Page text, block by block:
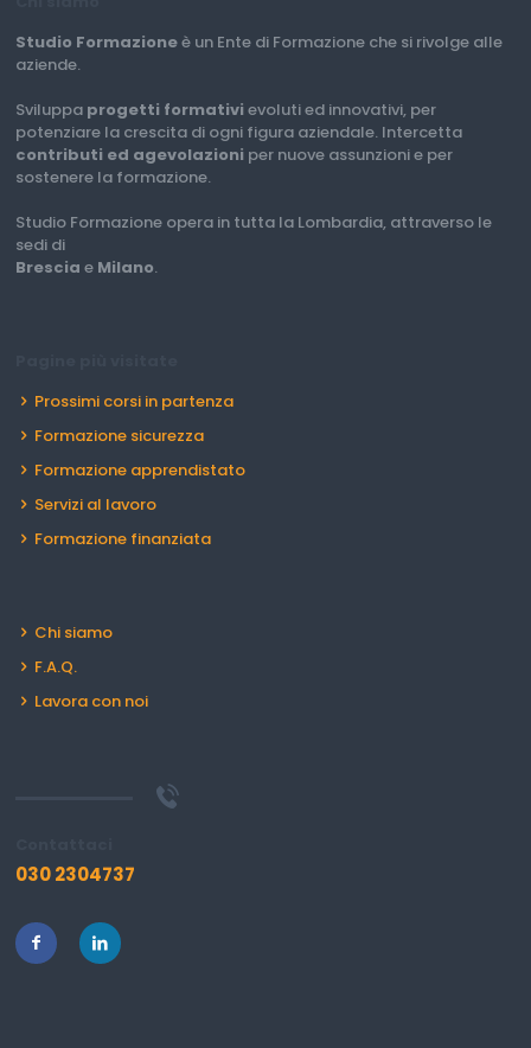
Studio Formazioneè un Ente di Formazione che si rivolge alle
aziende.
Sviluppa progetti formativi evoluti ed innovativi, per
potenziare la crescita di ogni figura aziendale. Intercetta
contributi ed agevolazioni per nuove assunzioni e per
sostenere la formazione.
Studio Formazione opera in tutta la Lombardia, attraverso le
sedi di
Brescia e Milano.
Prossimi corsi in partenza
Formazione sicurezza
Formazione apprendistato
Servizi al lavoro
Formazione finanziata
Chi siamo
F.A.Q.
Lavora con noi
030 2304737